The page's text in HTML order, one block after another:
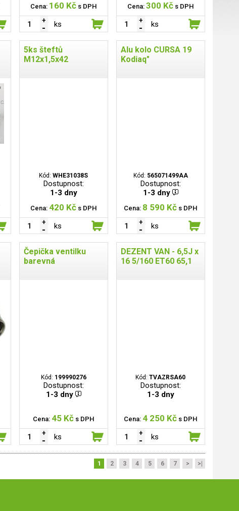
Cena: 160 Kč s DPH
ks
Cena:300 Kč s DPH
ks
5ks šteftů
M12x1,5x42
Kód:WHE31038S
Dostupnost:
1-3 dny
Cena: 420 Kč s DPH
ks
Alu kolo CURSA 19
Kodiaq"
Kód: 565071499AA
Dostupnost:
1-3 dny
Cena: 8 590 Kč s DPH
ks
Čepička ventilku
barevná
Kód: 199990276
Dostupnost:
1-3 dny
Cena: 45 Kč s DPH
ks
DEZENT VAN - 6,5J x
16 5/160 ET60 65,1
Kód:TVAZRSA60
Dostupnost:
1-3 dny
Cena: 4 250 Kč s DPH
ks
1 2 3 4 5 6 7 > >|